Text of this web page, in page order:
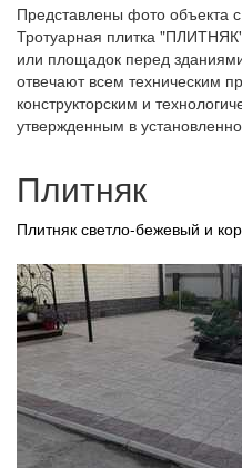
Представлены фото объекта
Тротуарная плитка
или площадок перед
отвечают всем техническим
конструкторским и
утвержденным в
Плитняк
Плитняк светло-бежевый и